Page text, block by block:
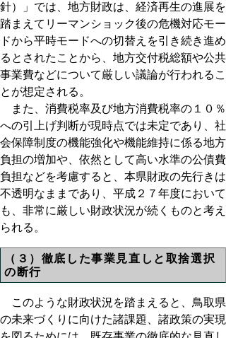
針）」では、地方財政は、経済再生の進展を
踏まえてリーマンショック後の危機対応モー
ドから平時モードへの切替えを引き続き進め
るとされたことから、地方交付税総額や公共
事業費などについて厳しい議論が行われるこ
とが想定される。
また、消費税率及び地方消費税率の１０％
への引上げ判断が現時点では未定であり、社
会保障制度の機能強化や機能維持に係る地方
負担の増加や、依然として高い水準の公債費
負担などを考慮すると、本県財政の先行きは
不透明なままであり、平成２７年度において
も、非常に厳しい財政状況が続くものと考え
られる。
（３）徹底した事業見直しと取捨選択
の断行
このような財政状況を踏まえると、鳥取県
の未来づくりに向けた諸課題、諸政策の実現